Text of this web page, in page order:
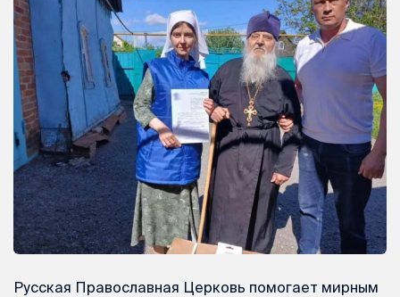
Русская Православная Церковь помогает мирным